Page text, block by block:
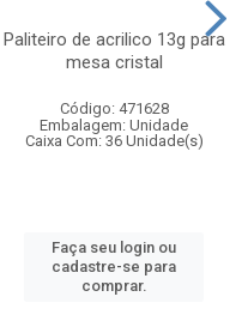
Paliteiro de acrilico 13g para
mesa cristal
Código: 471628
Embalagem: Unidade
Caixa Com: 36 Unidade(s)
Faça seu login ou
cadastre-se para
comprar.